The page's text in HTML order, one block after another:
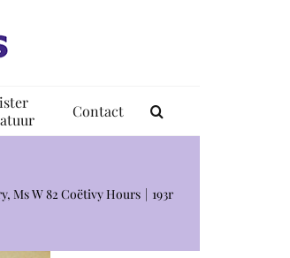
Contact
Ms W 82 Coëtivy Hours 193r